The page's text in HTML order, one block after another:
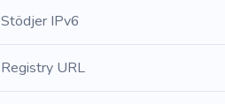
Stödjer IPv6
Registry URL